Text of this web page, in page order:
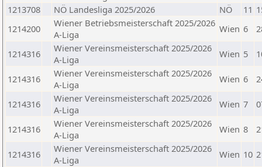
1213708
NÖ Landesliga 2025/2026 NÖ 11
1214200
Wiener Betriebsmeisterschaft 2025/2026
A-Liga
Wien 6
1214316
Wiener Vereinsmeisterschaft 2025/2026
A-Liga
Wien 5
1214316
Wiener Vereinsmeisterschaft 2025/2026
A-Liga
Wien 6
1214316
Wiener Vereinsmeisterschaft 2025/2026
A-Liga
Wien 7
1214316
Wiener Vereinsmeisterschaft 2025/2026
A-Liga
Wien 8
1214316
Wiener Vereinsmeisterschaft 2025/2026
A-Liga
Wien 10